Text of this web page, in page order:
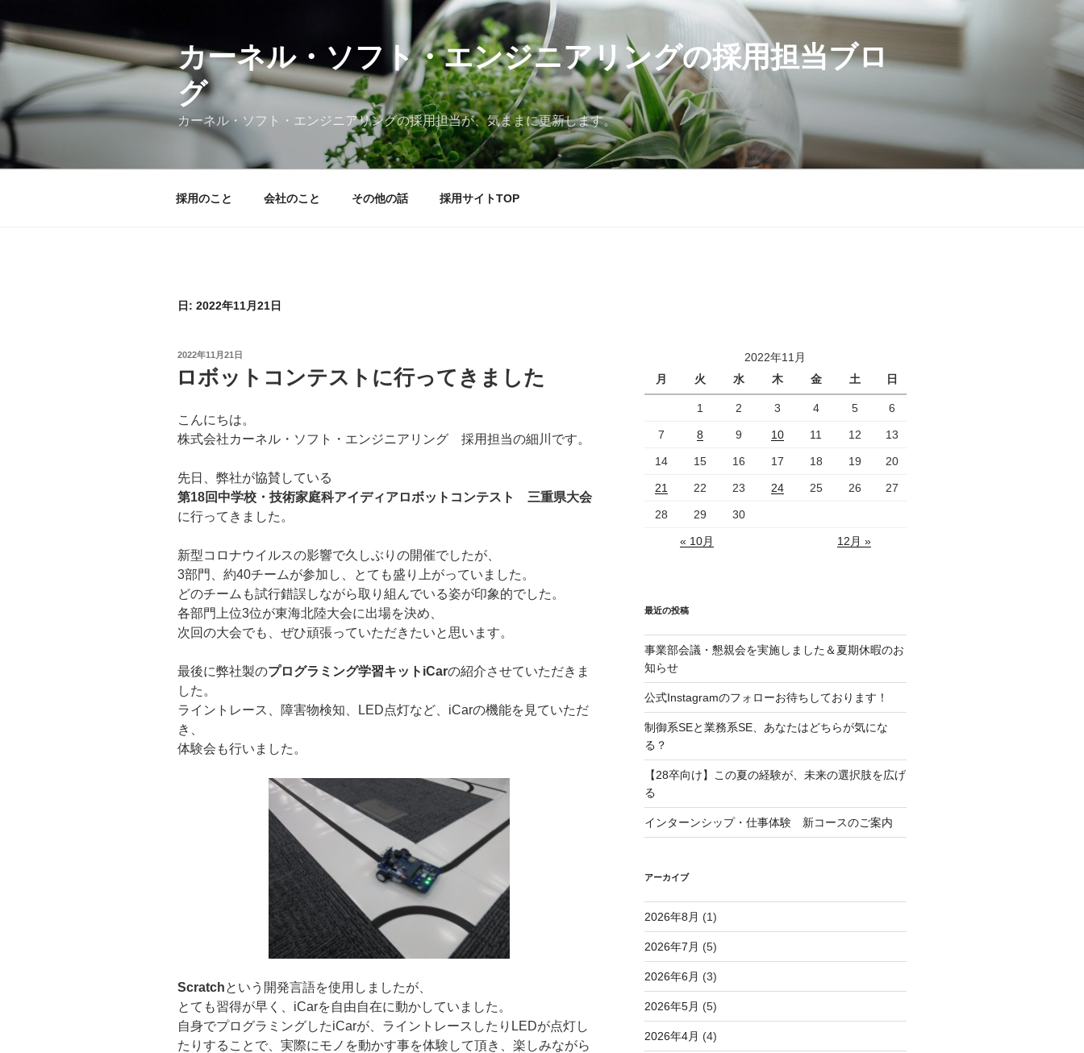
ン
テ
へ
ス
ッ
カーネル・ソフト・エンジニアリングの採用担当ブロ
グ
カーネル・ソフト・エンジニアリングの採用担当が、気ままに更新します。
採用のこと 会社のこと その他の話 採用サイトTOP
日: 2022年11月21日
投
日:
2022年11月21日
ロボットコンテストに行ってきました
こんにちは。
株式会社カーネル・ソフト・エンジニアリング 採用担当の細川です。
先日、弊社が協賛している
第18回中学校・技術家庭科アイディアロボットコンテスト 三重県大会
に行ってきました。
新型コロナウイルスの影響で久しぶりの開催でしたが、
3部門、約40チームが参加し、とても盛り上がっていました。
どのチームも試行錯誤しながら取り組んでいる姿が印象的でした。
各部門上位3位が東海北陸大会に出場を決め、
次回の大会でも、ぜひ頑張っていただきたいと思います。
最後に弊社製のプログラミング学習キットiCarの紹介させていただきま
した。
ライントレース、障害物検知、LED点灯など、iCarの機能を見ていただ
き、
体験会も行いました。
Scratchという開発言語を使用しましたが、
とても習得が早く、iCarを自由自在に動かしていました。
自身でプログラミングしたiCarが、ライントレースしたりLEDが点灯し
たりすることで、実際にモノを動かす事を体験して頂き、楽しみながら
2022年11月
月
火 水 木 金 土 日
1 2 3 4 5 6
7 8 9 10 11 12 13
14 15 16 17 18 19 20
21 22 23 24 25 26 27
28 29 30
« 10月 12月 »
最近の投稿
事業部会議・懇親会を実施しました＆夏期休暇のお
知らせ
公式Instagramのフォローお待ちしております！
制御系SEと業務系SE、あなたはどちらが気にな
る？
【28卒向け】この夏の経験が、未来の選択肢を広げ
る
インターンシップ・仕事体験 新コースのご案内
アーカイブ
2026年8月 (1)
2026年7月 (5)
2026年6月 (3)
2026年5月 (5)
2026年4月 (4)